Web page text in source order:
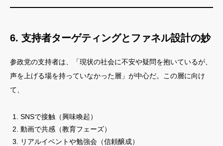
6. 支持者ターゲティングとファネル設計の妙
参政党の支持者は、「現状の社会に不安や疑問を抱いているが、
声を上げる場を持っていなかった層」が中心だ。この層に向け
て、
SNSで接触（興味喚起）
動画で共感（教育フェーズ）
リアルイベントや勉強会（信頼醸成）